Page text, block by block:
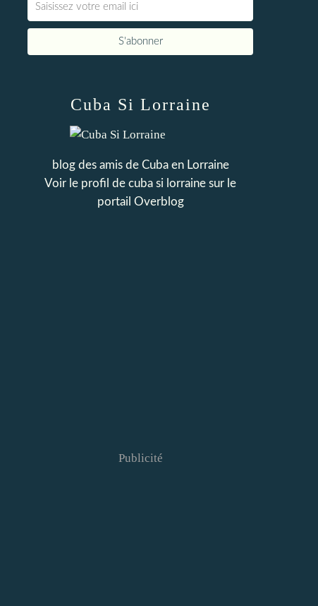
Cuba Si Lorraine
blog des amis de Cuba en Lorraine
Voir le profil de cuba si lorraine sur le
portail Overblog
Publicité